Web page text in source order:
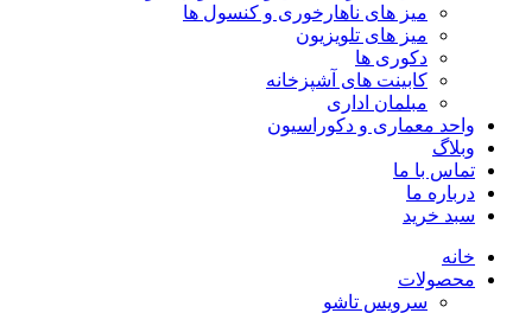
میز های ناهارخوری و کنسول ها
میز های تلویزیون
دکوری ها
کابینت های آشپزخانه
مبلمان اداری
واحد معماری و دکوراسیون
وبلاگ
تماس با ما
درباره ما
سبد خرید
خانه
محصولات
سرویس تاشو